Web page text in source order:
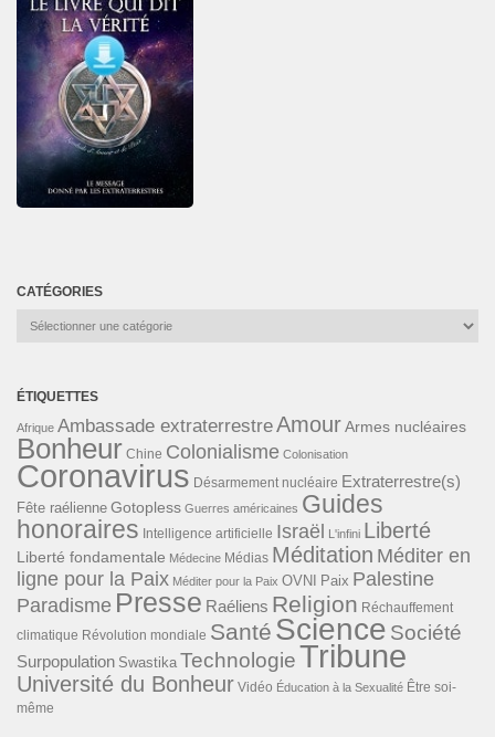
CATÉGORIES
Catégories
ÉTIQUETTES
Afrique Ambassade extraterrestreAmourArmes nucléaires
Bonheur Chine Colonialisme Colonisation
Coronavirus Désarmement nucléaire Extraterrestre(s)
Fête raélienne Gotopless Guerres américaines Guides
honoraires Intelligence artificielle Israël L'infini Liberté
Liberté fondamentale Médecine Médias Méditation Méditer en
ligne pour la Paix Méditer pour la Paix OVNI Paix Palestine
Paradisme Presse Raéliens Religion Réchauffement
climatique Révolution mondiale Santé Science Société
Surpopulation Swastika TechnologieTribune
Université du Bonheur Vidéo Éducation à la Sexualité Être soi-
même